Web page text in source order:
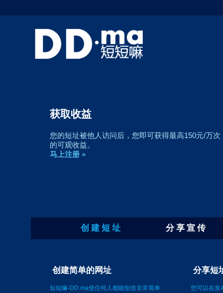
获取收益
您的短址被他人访问后，您即可获得最高150元/万次
的可观收益。
马上注册 »
创 建 短 址 分 享 宣 传
创建简单的网址
短短嘛-DD.ma使任何人都能创造非常简单